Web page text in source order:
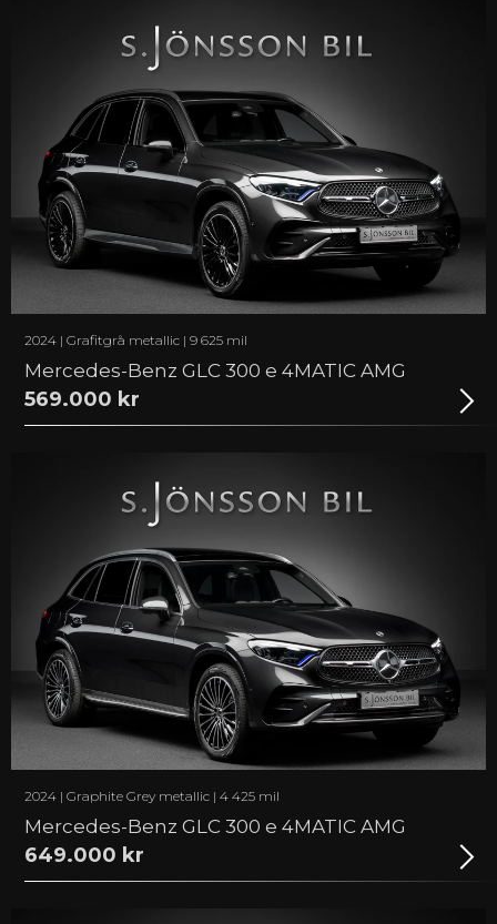
2024 | Grafitgrå metallic | 9 625 mil
Mercedes-Benz GLC 300 e 4MATIC AMG
569.000 kr
2024 | Graphite Grey metallic | 4 425 mil
Mercedes-Benz GLC 300 e 4MATIC AMG
649.000 kr